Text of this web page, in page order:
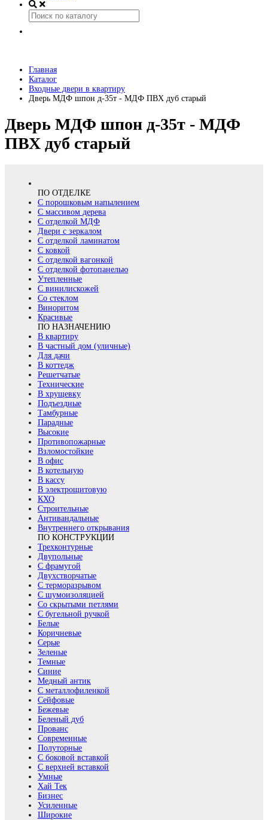
Главная
Каталог
Входные двери в квартиру
Дверь МДФ шпон д-35т - МДФ ПВХ дуб старый
Дверь МДФ шпон д-35т - МДФ
ПВХ дуб старый
ПО ОТДЕЛКЕ
С порошковым напылением
С массивом дерева
С отделкой МДФ
Двери с зеркалом
С отделкой ламинатом
С ковкой
С отделкой вагонкой
С отделкой фотопанелью
Утепленные
С винилискожей
Со стеклом
Виноритом
Красивые
ПО НАЗНАЧЕНИЮ
В квартиру
В частный дом (уличные)
Для дачи
В коттедж
Решетчатые
Технические
В хрущевку
Подъездные
Тамбурные
Парадные
Высокие
Противопожарные
Взломостойкие
В офис
В котельную
В кассу
В электрощитовую
КХО
Строительные
Антивандальные
Внутреннего открывания
ПО КОНСТРУКЦИИ
Трехконтурные
Двупольные
С фрамугой
Двухстворчатые
С терморазрывом
С шумоизоляцией
Со скрытыми петлями
С бугельной ручкой
Белые
Коричневые
Серые
Зеленые
Темные
Синие
Медный антик
С металлофиленкой
Сейфовые
Бежевые
Беленый дуб
Прованс
Современные
Полуторные
С боковой вставкой
С верхней вставкой
Умные
Хай Тек
Бизнес
Усиленные
Широкие